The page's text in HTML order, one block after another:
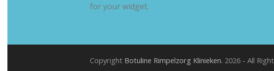
for your widget.
Copyright Botuline Rimpelzorg Klinieken. 2026 - All